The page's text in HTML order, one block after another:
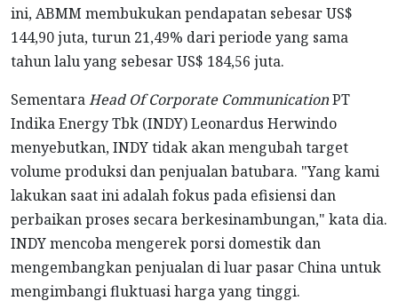
ini, ABMM membukukan pendapatan sebesar US$
144,90 juta, turun 21,49% dari periode yang sama
tahun lalu yang sebesar US$ 184,56 juta.
SementaraHead Of Corporate CommunicationPT
Indika Energy Tbk (INDY) Leonardus Herwindo
menyebutkan, INDY tidak akan mengubah target
volume produksi dan penjualan batubara. "Yang kami
lakukan saat ini adalah fokus pada efisiensi dan
perbaikan proses secara berkesinambungan," kata dia.
INDY mencoba mengerek porsi domestik dan
mengembangkan penjualan di luar pasar China untuk
mengimbangi fluktuasi harga yang tinggi.